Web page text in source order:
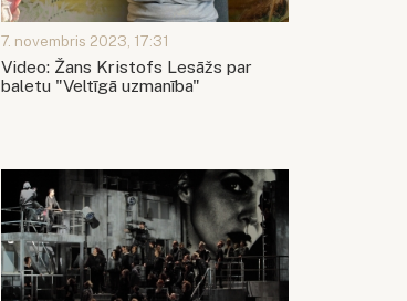
7. novembris 2023, 17:31
Video: Žans Kristofs Lesāžs par
baletu "Veltīgā uzmanība"